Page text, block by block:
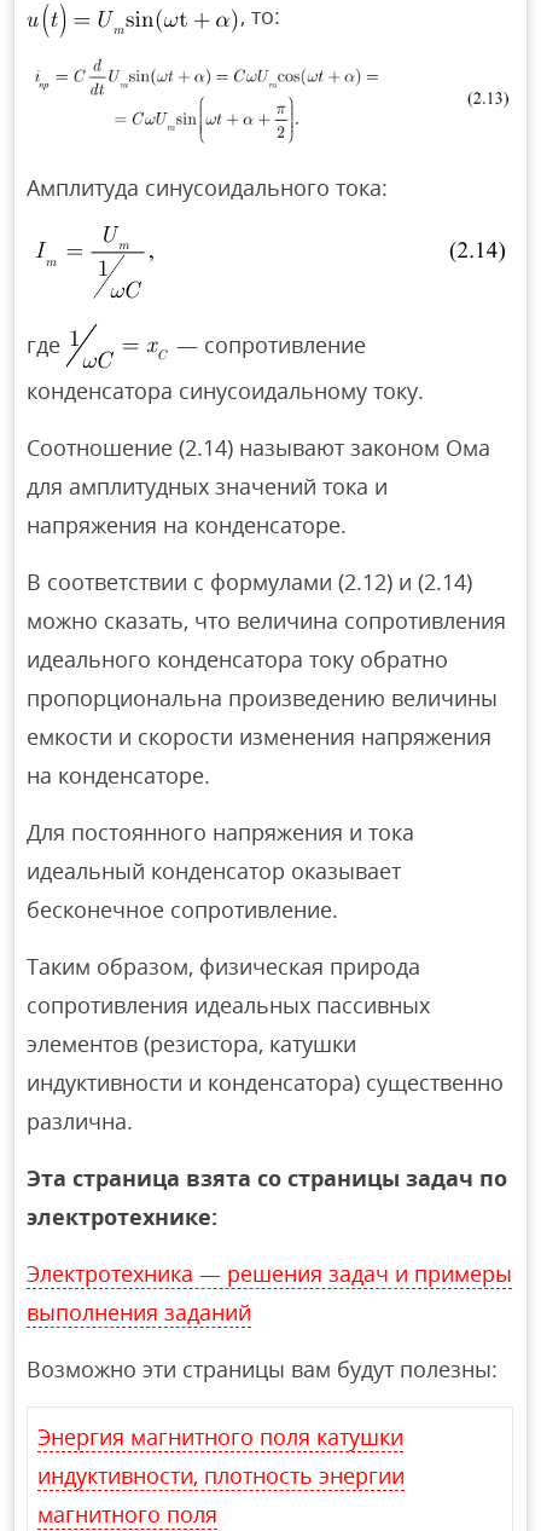
, то:
Амплитуда синусоидального тока:
где
— сопротивление
конденсатора синусоидальному току.
Соотношение (2.14) называют законом Ома
для амплитудных значений тока и
напряжения на конденсаторе.
В соответствии с формулами (2.12) и (2.14)
можно сказать, что величина сопротивления
идеального конденсатора току обратно
пропорциональна произведению величины
емкости и скорости изменения напряжения
на конденсаторе.
Для постоянного напряжения и тока
идеальный конденсатор оказывает
бесконечное сопротивление.
Таким образом, физическая природа
сопротивления идеальных пассивных
элементов (резистора, катушки
индуктивности и конденсатора) существенно
различна.
Эта страница взята со страницы задач по
электротехнике:
Электротехника — решения задач и примеры
выполнения заданий
Возможно эти страницы вам будут полезны:
Энергия магнитного поля катушки
индуктивности, плотность энергии
магнитного поля